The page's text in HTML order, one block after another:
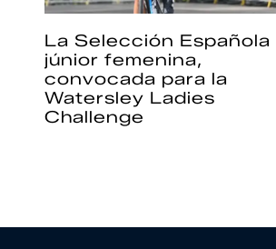
La Selección Española
júnior femenina,
convocada para la
Watersley Ladies
Challenge